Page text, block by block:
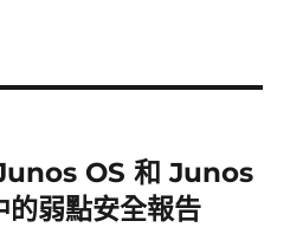
OS 和 Junos
弱點安全報告